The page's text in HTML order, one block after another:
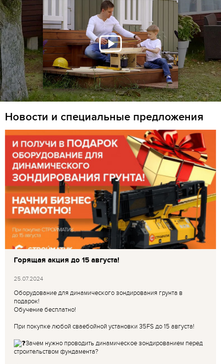
Новости и специальные предложения
Горящая акция до 15 августа!
25.07.2024
Оборудование для динамического зондирования грунта в
подарок!
Обучение бесплатно!
При покупке любой сваебойной установки 35FS до 15 августа!
Зачем нужно проводить динамическое зондированием перед
строительством фундамента?